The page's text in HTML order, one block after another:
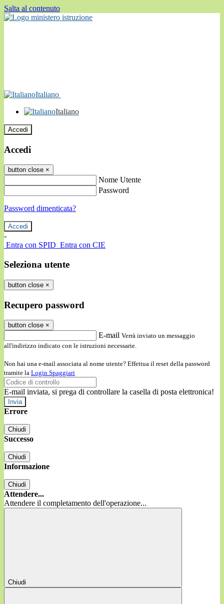
Salta al contenuto
Italiano
Italiano
Accedi
Accedi
button close ×
Nome Utente
Password
Password dimenticata?
-
Entra con SPID Entra con CIE
Seleziona utente
button close ×
Recupero password
button close ×
E-mail Verrà inviato un messaggio
all'indirizzo indicato con le istruzioni necessarie.
Non hai una e-mail associata al nome utente? Effettua il reset della password
tramite la Login Spaggiari
E-mail inviata, si prega di controllare la casella di posta elettronica!
Errore
Chiudi
Successo
Chiudi
Informazione
Chiudi
Attendere...
Attendere il completamento dell'operazione...
Chiudi